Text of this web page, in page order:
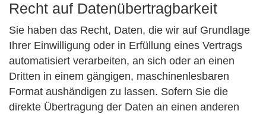
Recht auf Datenübertragbarkeit
Sie haben das Recht, Daten, die wir auf Grundlage
Ihrer Einwilligung oder in Erfüllung eines Vertrags
automatisiert verarbeiten, an sich oder an einen
Dritten in einem gängigen, maschinenlesbaren
Format aushändigen zu lassen. Sofern Sie die
direkte Übertragung der Daten an einen anderen